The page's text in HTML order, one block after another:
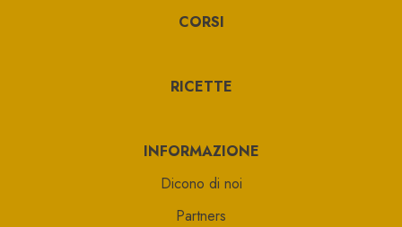
CORSI
RICETTE
INFORMAZIONE
Dicono di noi
Partners